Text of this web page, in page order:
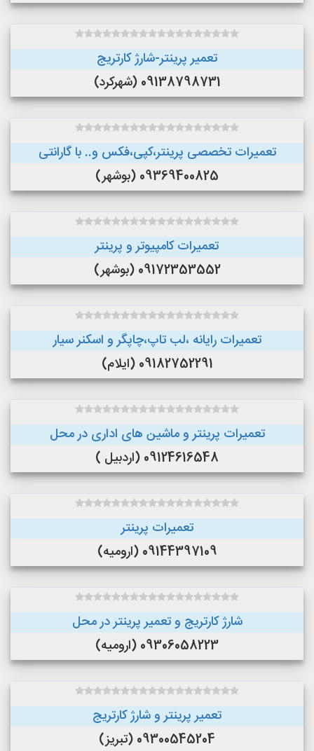
تعمیر پرینتر-شارژ کارتریج
09138798731 (شهرکرد)
تعمیرات تخصصی پرینتر،کپی،فکس و.. با گارانتی
09369400825 (بوشهر)
تعمیرات کامپیوتر و پرینتر
09172353552 (بوشهر)
تعمیرات رایانه ،لب تاپ،چاپگر و اسکنر سیار
09182752291 (ایلام)
تعمیرات پرینتر و ماشین های اداری در محل
09124616548 (اردبیل )
تعمیرات پرینتر
09144397109 (ارومیه)
شارژ کارتریج و تعمیر پرینتر در محل
09306058223 (ارومیه)
تعمیر پرینتر و شارژ کارتریج
09300545204 (تبریز)